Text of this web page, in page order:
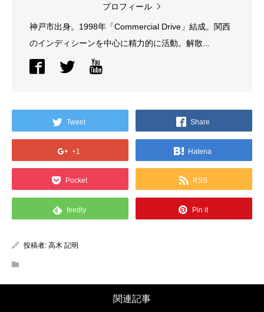
プロフィール
神戸市出身。1998年「Commercial Drive」結成。関西
のインディシーンを中心に精力的に活動。解散...
Tweet Share
+1 Hatena
Pocket RSS
feedly Pin it
投稿者: 高木 記明
関連記事